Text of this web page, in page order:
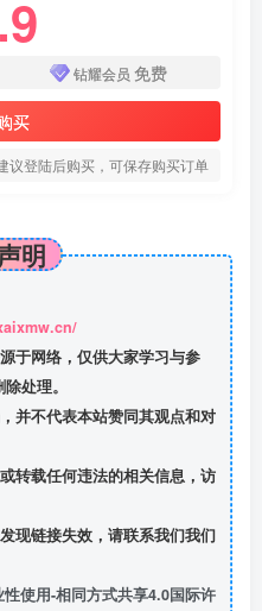
钻耀会员 免费
买
议登陆后购买，可保存购买订单
明
于网络，仅供大家学习与参
处理。
并不代表本站赞同其观点和对
转载任何违法的相关信息，访
现链接失效，请联系我们我们
使用-相同方式共享4.0国际许